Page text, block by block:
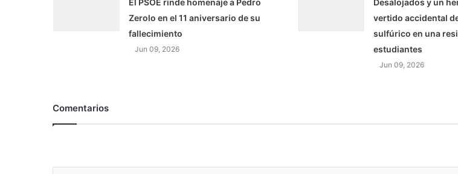
El PSOE rinde homenaje a Pedro
Zerolo en el 11 aniversario de su
fallecimiento
Jun 09, 2026
Desalojados y un
vertido accidental
sulfúrico en una
estudiantes
Jun 09, 2026
Comentarios